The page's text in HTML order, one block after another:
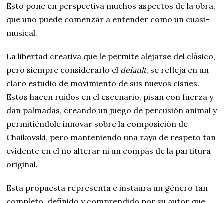
Esto pone en perspectiva muchos aspectos de la obra,
que uno puede comenzar a entender como un cuasi-
musical.
La libertad creativa que le permite alejarse del clásico,
pero siempre considerarlo el default, se refleja en un
claro estudio de movimiento de sus nuevos cisnes.
Estos hacen ruidos en el escenario, pisan con fuerza y
dan palmadas, creando un juego de percusión animal y
permitiéndole innovar sobre la composición de
Chaikovski, pero manteniendo una raya de respeto tan
evidente en el no alterar ni un compás de la partitura
original.
Esta propuesta representa e instaura un género tan
completo, definido y comprendido por su autor que